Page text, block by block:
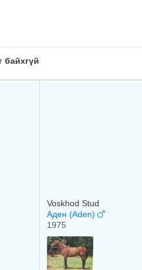
байхгүй
Voskhod Stud
Аден (Aden)
1975